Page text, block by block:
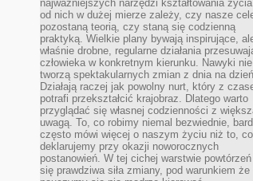
najważniejszych narzędzi kształtowania
od nich w dużej mierze zależy, czy nasze
pozostaną teorią, czy staną się codzienną
praktyką. Wielkie plany bywają inspirujące,
właśnie drobne, regularne działania
człowieka w konkretnym kierunku. Nawyki nie
tworzą spektakularnych zmian z dnia na
Działają raczej jak powolny nurt, który z
potrafi przekształcić krajobraz. Dlatego warto
przyglądać się własnej codzienności z
uwagą. To, co robimy niemal bezwiednie,
często mówi więcej o naszym życiu niż to, co
deklarujemy przy okazji noworocznych
postanowień. W tej cichej warstwie
się prawdziwa siła zmiany, pod warunkiem że